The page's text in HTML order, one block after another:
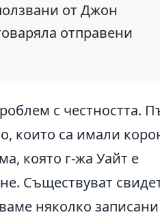
от Джон
отправени
с честността.
които са имали
която г-жа Уайт е
Съществуват
няколко записани